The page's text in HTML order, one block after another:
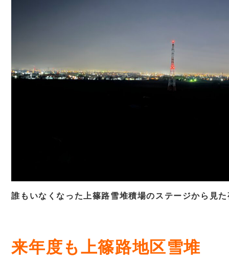
誰もいなくなった上篠路雪堆積場のステージから見
来年度も上篠路地区雪堆